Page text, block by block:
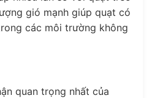
gió mạnh giúp quạt có
các môi trường không
quan trọng nhất của